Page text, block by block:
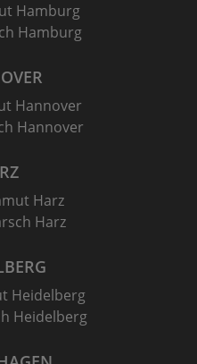
Hamburg
Hamburg
Hannover
Hannover
Harz
Harz
Heidelberg
Heidelberg